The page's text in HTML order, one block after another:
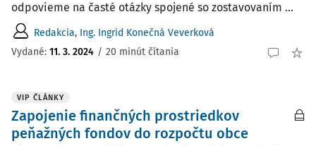
odpovieme na časté otázky spojené so zostavovaním ...
Redakcia, Ing. Ingrid Konečná Veverková
Vydané: 11. 3. 2024 / 20 minút čítania
VIP ČLÁNKY
Zapojenie finančných prostriedkov
peňažných fondov do rozpočtu obce